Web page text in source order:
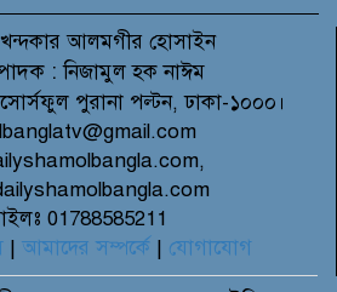
খন্দকার আলমগীর হোসাইন
: নিজামুল হক নাঈম
পুরানা পল্টন, ঢাকা-১০০০।
01788585211
| আমাদের সম্পর্কে | যোগাযোগ